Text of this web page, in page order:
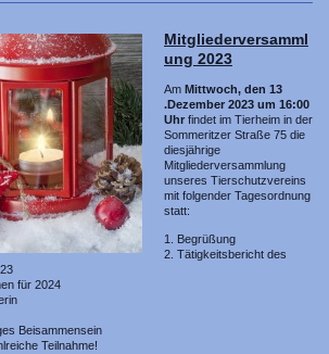
Mitgliederversamml
ung 2023
Am Mittwoch, den 13
.Dezember 2023 um 16:00
Uhr findet im Tierheim in der
Sommeritzer Straße 75 die
diesjährige
Mitgliederversammlung
unseres Tierschutzvereins
mit folgender Tagesordnung
statt:
1. Begrüßung
2. Tätigkeitsbericht des
für 2024
Beisammensein
Teilnahme!